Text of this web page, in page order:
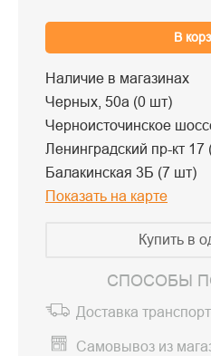
В
Наличие в магазинах
Черных, 50а (0 шт)
Черноисточинское
Ленинградский пр-кт 17
Балакинская 3Б (7 шт)
Показать на карте
Купить в
СПОСОБЫ
Доставка
Самовывоз из